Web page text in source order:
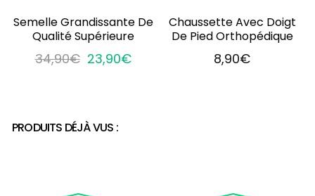
Semelle Grandissante De
Qualité Supérieure
34,90€ 23,90€
Chaussette Avec Doigt
De Pied Orthopédique
8,90€
PRODUITS DÉJÀ VUS :